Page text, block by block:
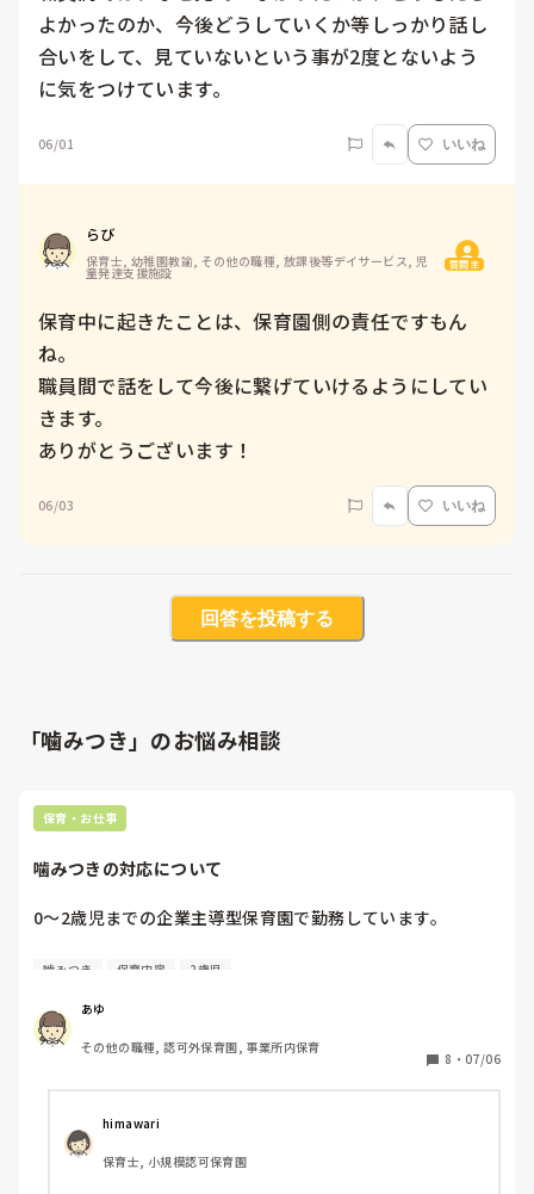
よかったのか、今後どうしていくか等しっかり話し
合いをして、見ていないという事が2度とないよう
に気をつけています。
06/01 いいね
らび
保育士, 幼稚園教諭, その他の職種, 放課後等デイサービス, 児
童発達支援施設 質問主
保育中に起きたことは、保育園側の責任ですもん
ね。
職員間で話をして今後に繋げていけるようにしてい
きます。
ありがとうございます！
06/03 いいね
回答を投稿する
「噛みつき」のお悩み相談
保育・お仕事
噛みつきの対応について
0〜2歳児までの企業主導型保育園で勤務しています。
噛みつきについて、みなさんの園ではどのように対応されて
①噛みつきが起きた際、加害児、被害児それぞれの保護者へ
はどのように説明していますか？
②保護者への謝罪は、園を通してのみですか？それとも保護
③再発防止のために園で工夫していることがあればぜひ教え
ていただきたいです。
園によって対応が異なると思うので、参考にさせていただけ
噛みつき 保育内容 2歳児
あゆ
その他の職種, 認可外保育園, 事業所内保育
8 ・ 07/06
himawari
保育士, 小規模認可保育園